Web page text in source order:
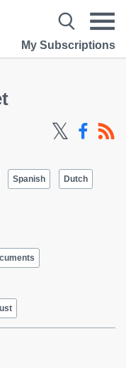
My Subscriptions
Spanish Dutch